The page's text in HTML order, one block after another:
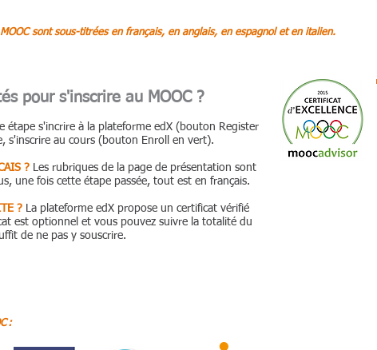
sont sous-titrées en français, en anglais, en espagnol et en italien.
pour s'inscrire au MOOC ?
étape s'incrire à la plateforme edX (bouton Register
s'inscrire au cours (bouton Enroll en vert).
? Les rubriques de la page de présentation sont
une fois cette étape passée, tout est en français.
? La plateforme edX propose un certificat vérifié
est optionnel et vous pouvez suivre la totalité du
de ne pas y souscrire.
: